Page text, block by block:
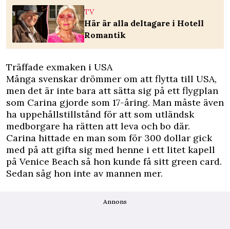
TV
Här är alla deltagare i Hotell
Romantik
Träffade exmaken i USA
Många svenskar drömmer om att flytta till USA,
men det är inte bara att sätta sig på ett flygplan
som Carina gjorde som 17-åring. Man måste även
ha uppehållstillstånd för att som utländsk
medborgare ha rätten att leva och bo där.
Carina hittade en man som för 300 dollar gick
med på att gifta sig med henne i ett litet kapell
på Venice Beach så hon kunde få sitt green card.
Sedan såg hon inte av mannen mer.
Annons